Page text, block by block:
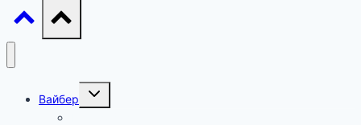
Вайбер
Переключить